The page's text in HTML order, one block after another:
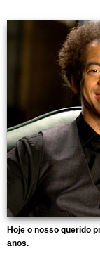
Hoje o nosso querido
anos.